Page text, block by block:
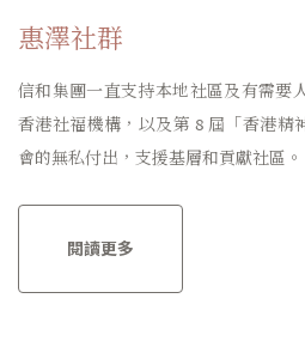
惠澤社群
信和集團一直支持本地社區及有需要
香港社福機構，以及第 8 屆「香港精
會的無私付出，支援基層和貢獻社區。
閱讀更多